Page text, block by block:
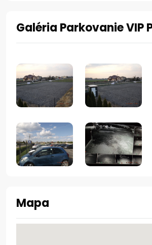
Galéria Parkovanie VIP
Mapa